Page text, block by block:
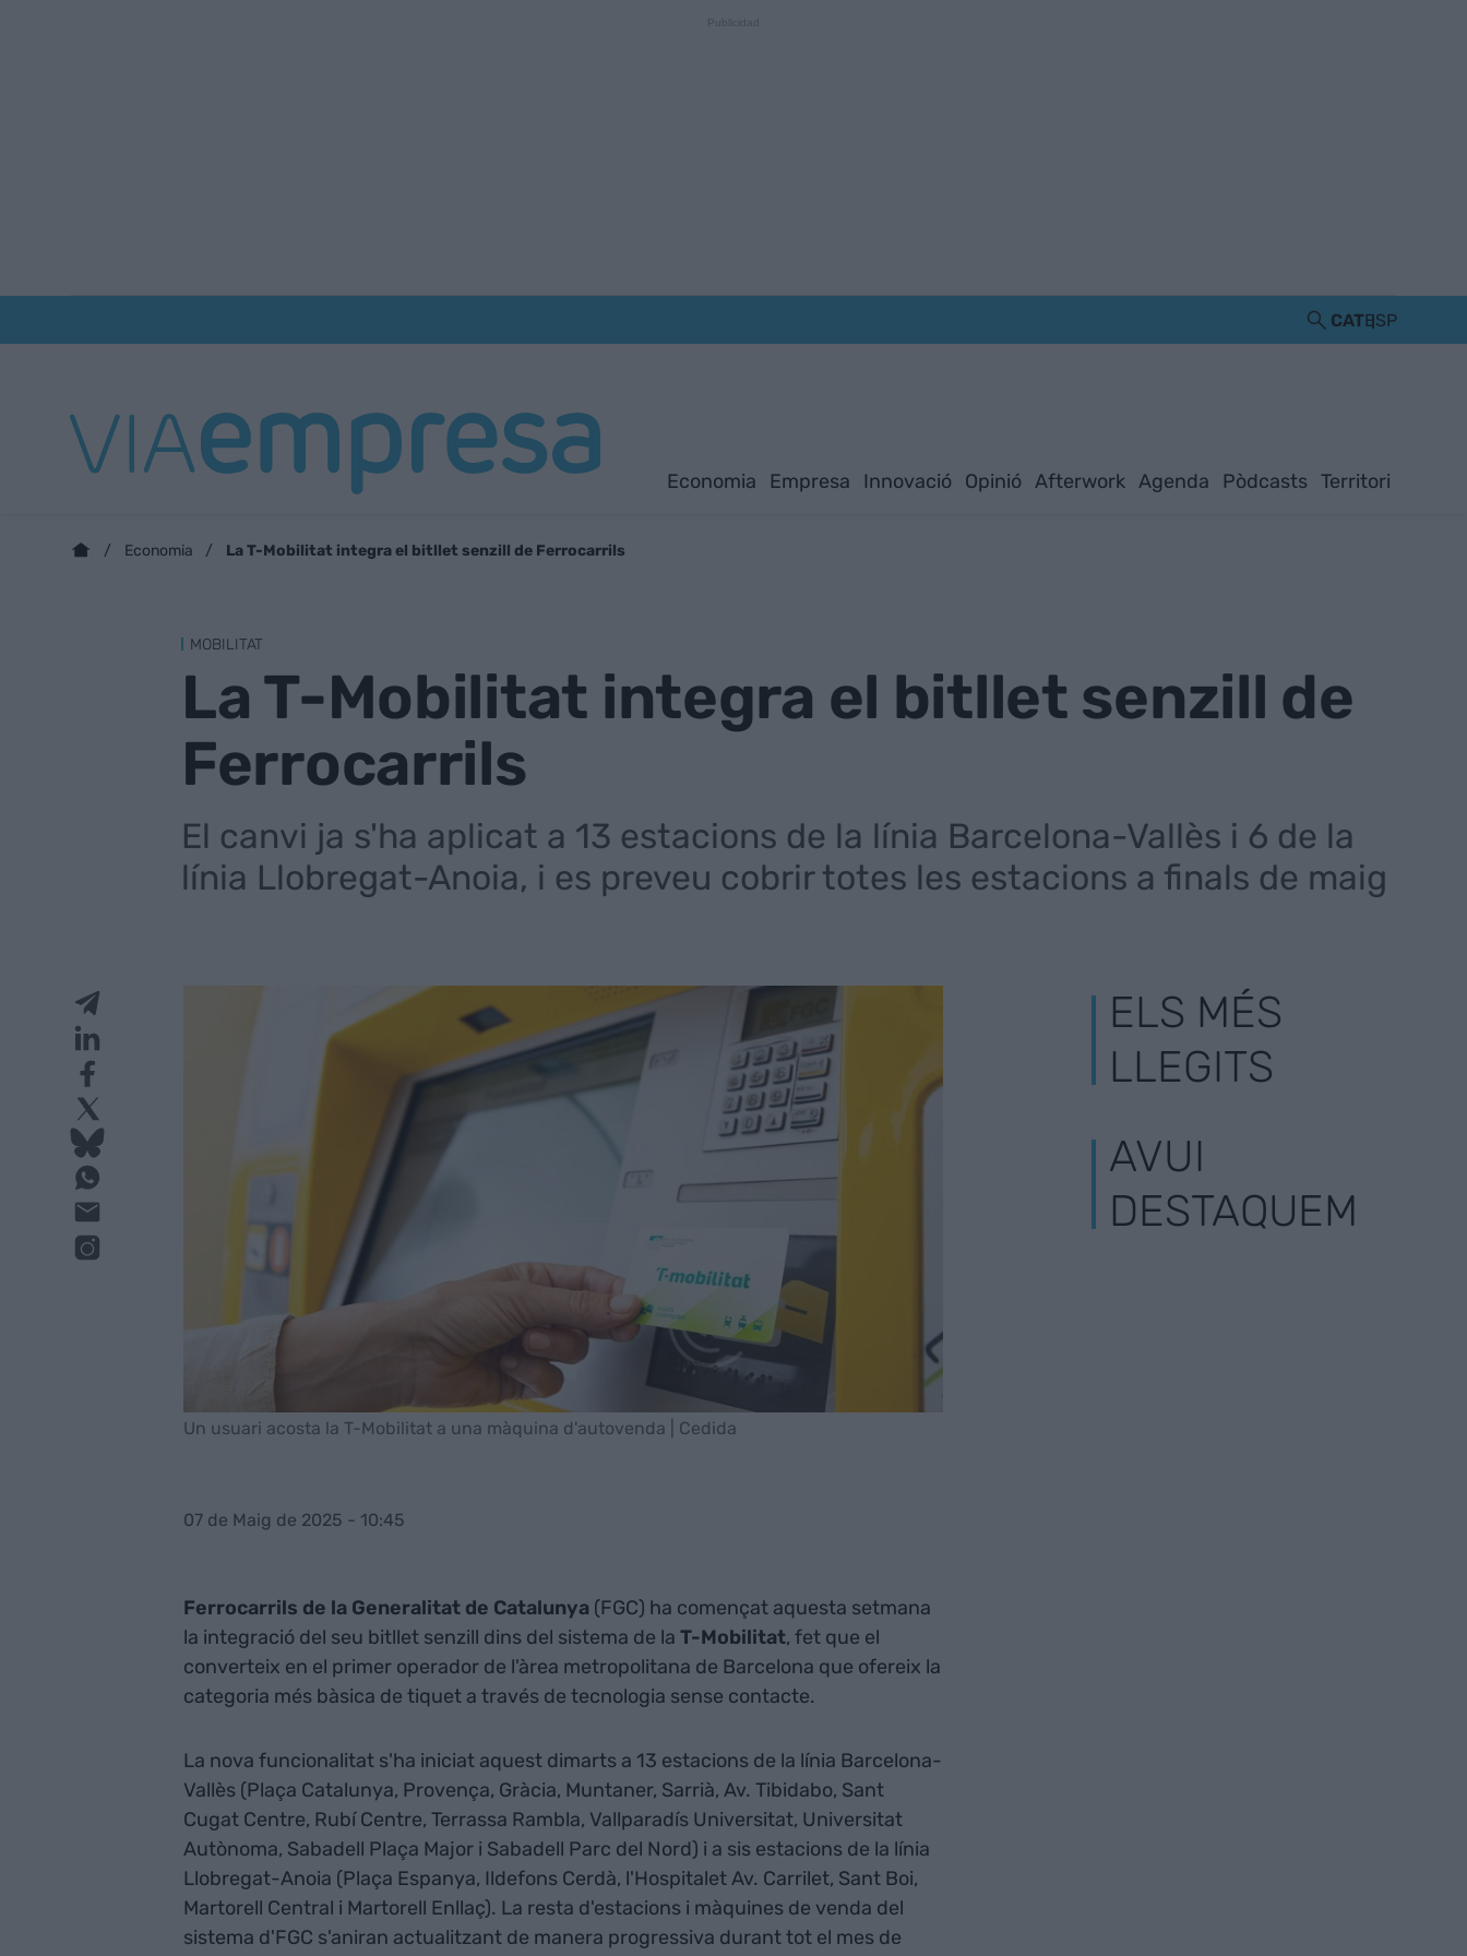
CATESP
Economia Empresa Innovació Opinió Afterwork Agenda Pòdcasts Territori
Economia La T-Mobilitat integra el bitllet senzill de Ferrocarrils
MOBILITAT
La T-Mobilitat integra el bitllet senzill de
Ferrocarrils
El canvi ja s'ha aplicat a 13 estacions de la línia Barcelona-Vallès i 6 de la
línia Llobregat-Anoia, i es preveu cobrir totes les estacions a finals de maig
Un usuari acosta la T-Mobilitat a una màquina d'autovenda | Cedida
07 de Maig de 2025 - 10:45
Ferrocarrils de la Generalitat de Catalunya(FGC) ha començat aquesta setmana
la integració del seu bitllet senzill dins del sistema de la T-Mobilitat, fet que el
converteix en el primer operador de l'àrea metropolitana de Barcelona que ofereix la
categoria més bàsica de tiquet a través de tecnologia sense contacte.
La nova funcionalitat s'ha iniciat aquest dimarts a 13 estacions de la línia Barcelona-
Vallès (Plaça Catalunya, Provença, Gràcia, Muntaner, Sarrià, Av. Tibidabo, Sant
Cugat Centre, Rubí Centre, Terrassa Rambla, Vallparadís Universitat, Universitat
Autònoma, Sabadell Plaça Major i Sabadell Parc del Nord) i a sis estacions de la línia
Llobregat-Anoia (Plaça Espanya, Ildefons Cerdà, l'Hospitalet Av. Carrilet, Sant Boi,
Martorell Central i Martorell Enllaç). La resta d'estacions i màquines de venda del
sistema d'FGC s'aniran actualitzant de manera progressiva durant tot el mes de
ELS MÉS
LLEGITS
AVUI
DESTAQUEM